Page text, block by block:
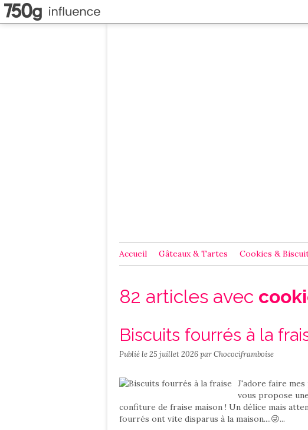
Accueil Gâteaux & Tartes Cookies &
82 articles avec
Biscuits fourrés à la
Publié le25 juillet 2026par Chocociframboise
J'adore faire
vous propose
confiture de fraise maison ! Un délice mais
fourrés ont vite disparus à la maison....😜...